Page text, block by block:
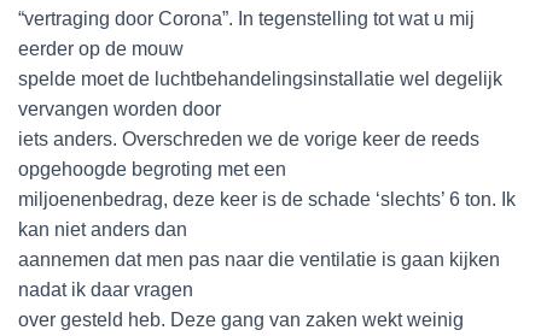
“vertraging door Corona”. In tegenstelling tot wat u mij
eerder op de mouw
spelde moet de luchtbehandelingsinstallatie wel degelijk
vervangen worden door
iets anders. Overschreden we de vorige keer de reeds
opgehoogde begroting met een
miljoenenbedrag, deze keer is de schade ‘slechts’ 6 ton. Ik
kan niet anders dan
aannemen dat men pas naar die ventilatie is gaan kijken
nadat ik daar vragen
over gesteld heb. Deze gang van zaken wekt weinig